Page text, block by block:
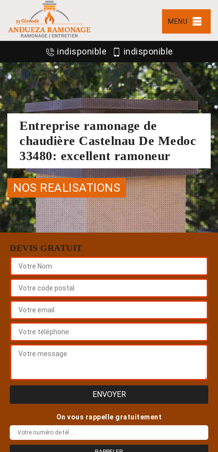
MENU
indisponible indisponible
Entreprise ramonage de
chaudière Castelnau De Medoc
33480: excellent ramoneur
NOS REALISATIONS
DEVIS GRATUIT
On vous rappelle gratuitement